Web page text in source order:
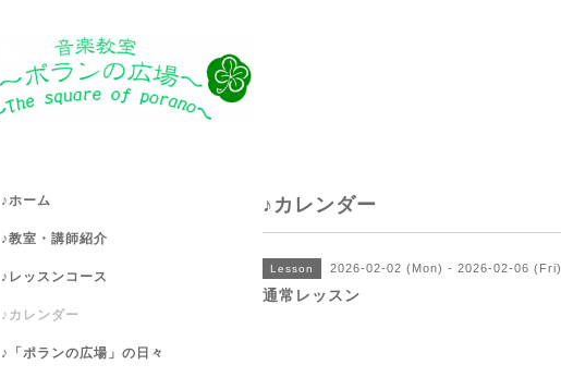
♪カレンダー
Lesson 2026-02-02 (Mon) - 2026-02-06 (Fri)
通常レッスン
♪ホーム
♪教室・講師紹介
♪レッスンコース
♪カレンダー
♪「ポランの広場」の日々